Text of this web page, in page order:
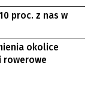
proc. z nas w
okolice
rowerowe